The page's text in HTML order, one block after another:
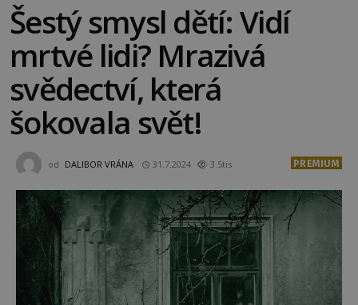
Šestý smysl dětí: Vidí
mrtvé lidi? Mrazivá
svědectví, která
šokovala svět!
od DALIBOR VRÁNA 31.7.2024 3.5tis PREMIUM